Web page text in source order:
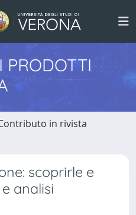
PRODOTTI
in rivista
scoprirle e
analisi